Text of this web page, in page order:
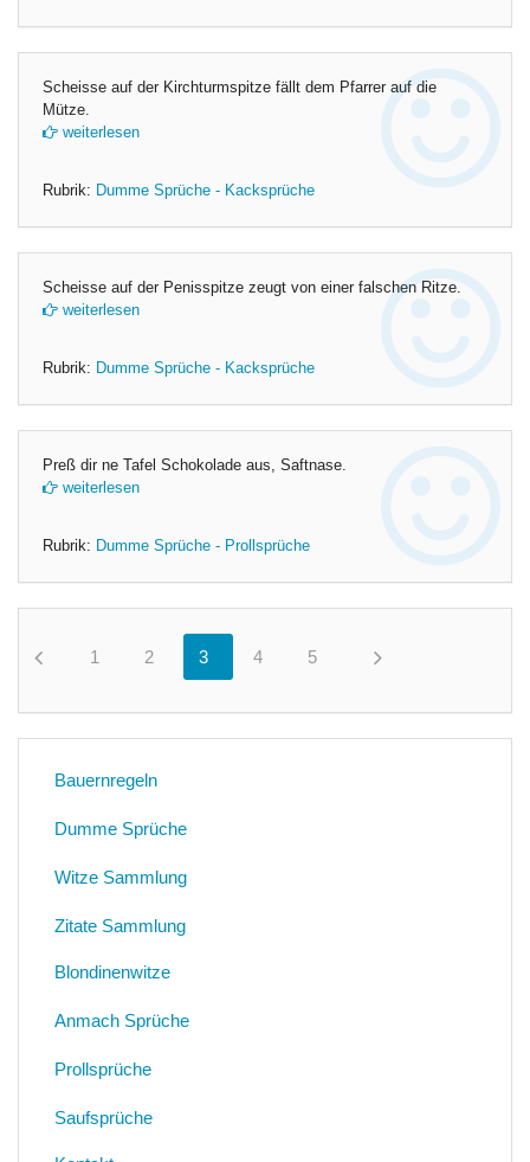
Scheisse auf der Kirchturmspitze fällt dem Pfarrer auf die
Mütze.
weiterlesen
Rubrik: Dumme Sprüche - Kacksprüche
Scheisse auf der Penisspitze zeugt von einer falschen Ritze.
weiterlesen
Rubrik: Dumme Sprüche - Kacksprüche
Preß dir ne Tafel Schokolade aus, Saftnase.
weiterlesen
Rubrik: Dumme Sprüche - Prollsprüche
1 2 3 4 5
Bauernregeln
Dumme Sprüche
Witze Sammlung
Zitate Sammlung
Blondinenwitze
Anmach Sprüche
Prollsprüche
Saufsprüche